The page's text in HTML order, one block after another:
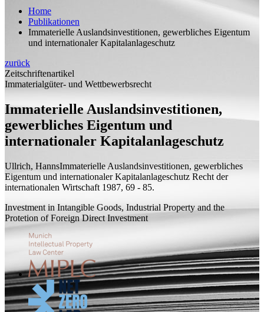
Home
Publikationen
Immaterielle Auslandsinvestitionen, gewerbliches Eigentum
und internationaler Kapitalanlageschutz
zurück
Zeitschriftenartikel
Immaterialgüter- und Wettbewerbsrecht
Immaterielle Auslandsinvestitionen,
gewerbliches Eigentum und
internationaler Kapitalanlageschutz
Ullrich, HannsImmaterielle Auslandsinvestitionen, gewerbliches
Eigentum und internationaler Kapitalanlageschutz Recht der
internationalen Wirtschaft 1987, 69 - 85.
Investment in Intangible Goods, Industrial Property and the
Protetion of Foreign Direct Investment